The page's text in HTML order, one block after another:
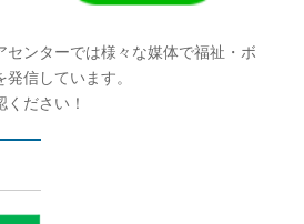
センターでは様々な媒体で福祉・ボ
信しています。
ください！